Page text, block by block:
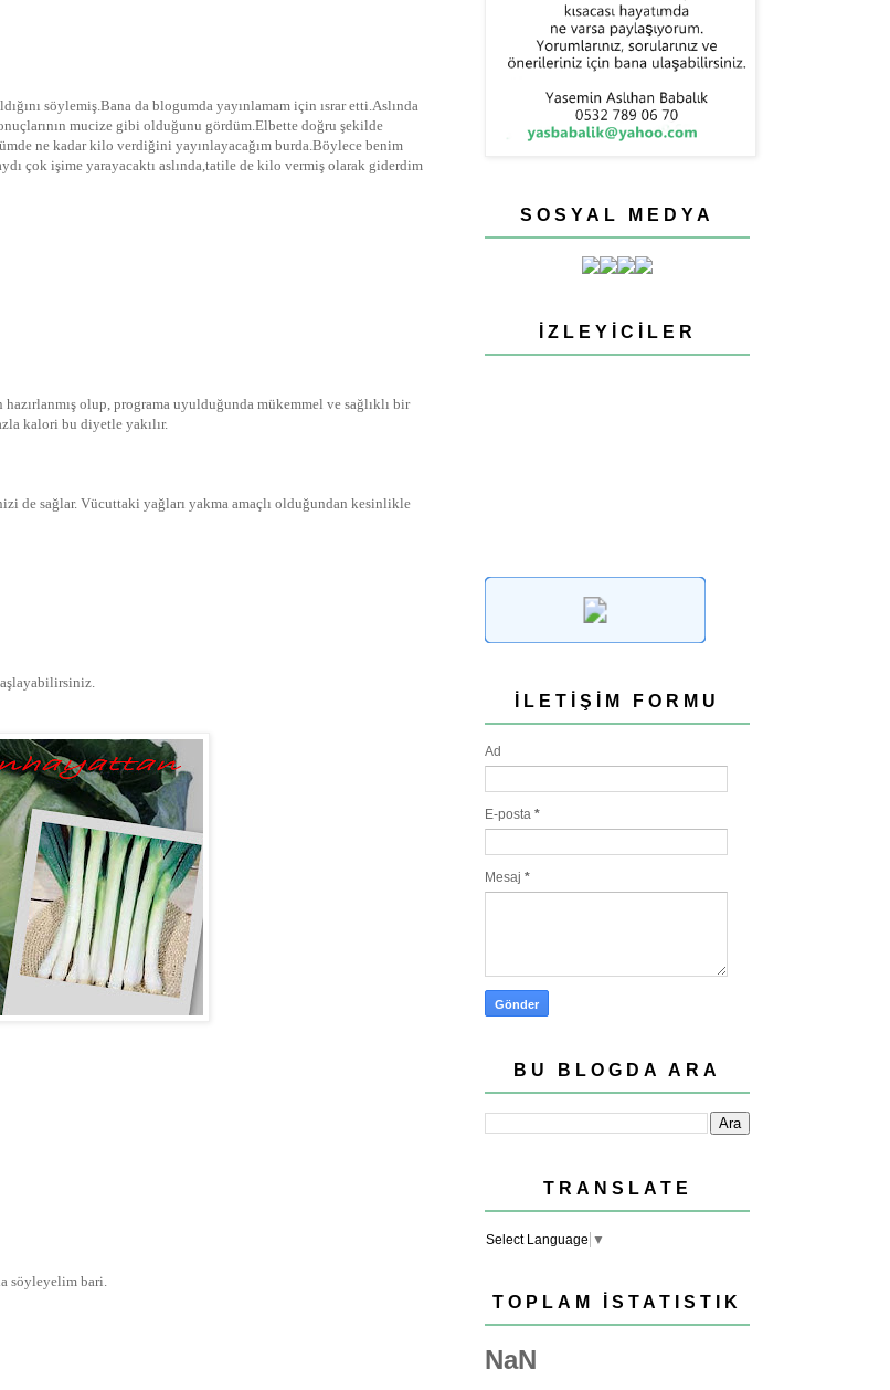
söylemiş.Bana da blogumda yayınlamam için ısrar etti.Aslında
mucize gibi olduğunu gördüm.Elbette doğru şekilde
ne kadar kilo verdiğini yayınlayacağım burda.Böylece benim
çok işime yarayacaktı aslında,tatile de kilo vermiş olarak giderdim
olup, programa uyulduğunda mükemmel ve sağlıklı bir
kalori bu diyetle yakılır.
de sağlar. Vücuttaki yağları yakma amaçlı olduğundan kesinlikle
söyleyelim bari.
SOSYAL MEDYA
İZLEYICILER
İLETIŞIM FORMU
Ad
E-posta *
Mesaj *
BU BLOGDA ARA
TRANSLATE
Select Language ▼
TOPLAM İSTATISTIK
NaN